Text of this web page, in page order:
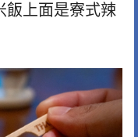
飯上面是寮式辣